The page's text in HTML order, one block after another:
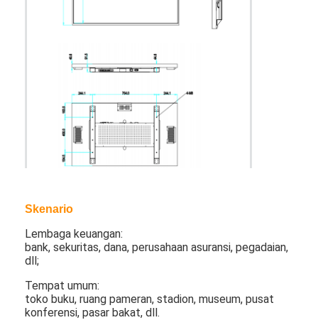
Kontrol kualitas
Hubungi kami
Berita
ngobrol sekarang
Layar LCD Jendela
Layar LCD luar ruangan
Skenario
Lembaga keuangan:
bank, sekuritas, dana, perusahaan asuransi, pegadaian,
dll;
Tempat umum:
toko buku, ruang pameran, stadion, museum, pusat
konferensi, pasar bakat, dll.